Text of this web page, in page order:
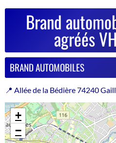
Brand
agréés
BRAND AUTOMOBILES
📍 Allée de la Bédière 74240
+
−